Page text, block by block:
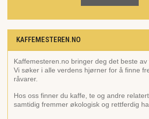
KAFFEMESTEREN.NO
Kaffemesteren.no bringer deg det beste av
Vi søker i alle verdens hjørner for å finne
råvarer.
Hos oss finner du kaffe, te og andre
samtidig fremmer økologisk og rettferdig